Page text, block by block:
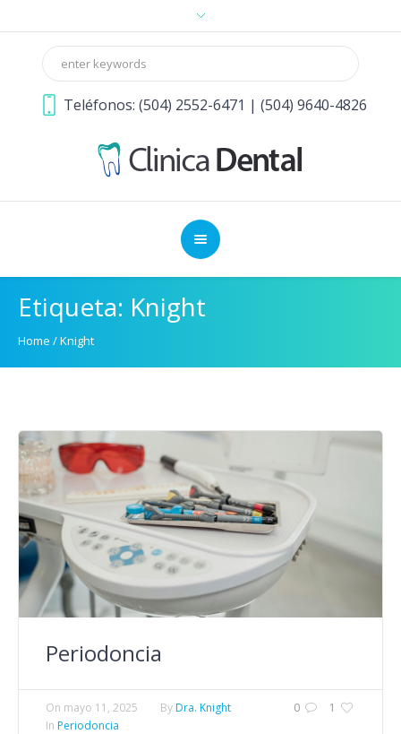
Teléfonos: (504) 2552-6471 | (504) 9640-4826
Etiqueta: Knight
Home /Knight
Periodoncia
0 1
On mayo 11, 2025 ByDra. Knight
In Periodoncia